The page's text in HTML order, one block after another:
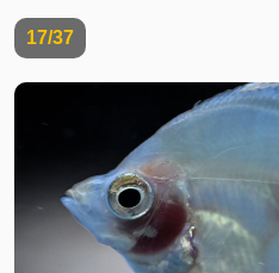
17/37